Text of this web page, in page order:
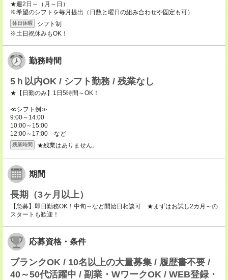
★週2日～（月～日）
※希望のシフトを毎月提出（日数と曜日の組み合わせや固定も可）
休日休暇
シフト制
※土日祝休みもOK！
勤務時間
5ｈ以内OK / シフト勤務 / 残業なし
★【日勤のみ】1日5時間～OK！
≪シフト例≫
9:00～14:00
10:00～15:00
12:00～17:00 など
残業時間 ★残業はありません。
期間
長期（3ヶ月以上）
【急募】即日勤務OK！中旬～など開始日相談可 ★まずはお試し2カ月～の
スタートも歓迎！
応募資格・条件
ブランクOK / 10名以上の大量募集 / 履歴書不要 /
40～50代活躍中 / 副業・WワークOK / WEB登録・